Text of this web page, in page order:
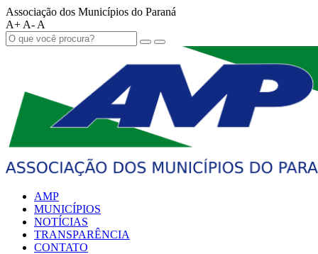
Associação dos Municípios do Paraná
A+ A- A
AMP
MUNICÍPIOS
NOTÍCIAS
TRANSPARÊNCIA
CONTATO